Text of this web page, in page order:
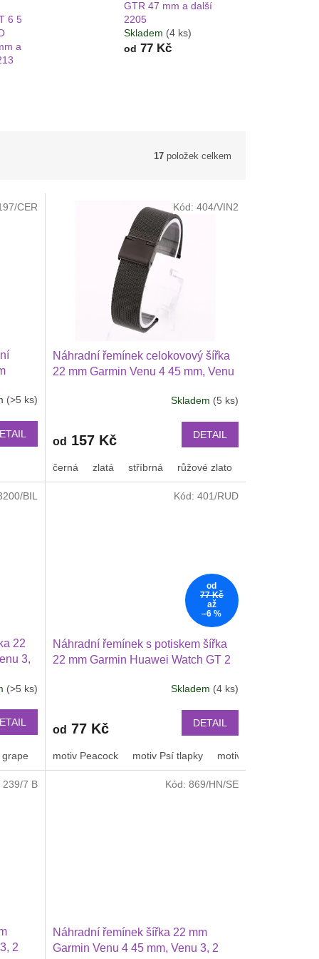
6 5
a
GTR 47 mm a další
2205
Skladem (4 ks)
od 77 Kč
17 položek celkem
mm
(>5 ks)
CER
Náhradní řemínek celokovový šířka
22 mm Garmin Venu 4 45 mm, Venu
mm PRO Xiaomi GTR 47 mm a další
Skladem (5 ks)
od 157 Kč DETAIL
černá zlatá stříbrná růžové zlato
Kód: 404/VIN2
tmavě zelená kovově šedá Pruhy duha černošedý
22
3,
(>5 ks)
nebeská modrá
BIL
od
77 Kč
až
–6 %
Náhradní řemínek s potiskem šířka
22 mm Garmin Huawei Watch GT 2
Skladem (4 ks)
od 77 Kč DETAIL
motiv Peacock motiv Psí tlapky motiv leopard
Kód: 401/RUD
2
239/7 B
Náhradní řemínek šířka 22 mm
Garmin Venu 4 45 mm, Venu 3, 2
Kód: 869/HN/SE